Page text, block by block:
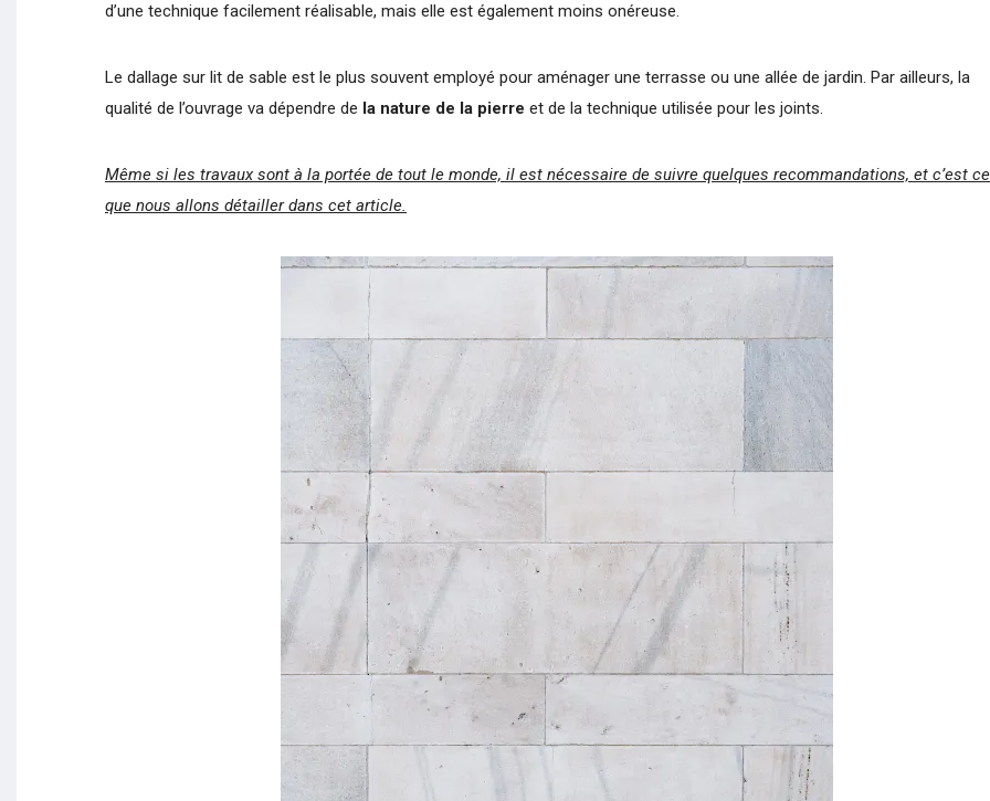
d’une technique facilement réalisable, mais elle est également moins onéreuse.
Le dallage sur lit de sable est le plus souvent employé pour aménager une terrasse ou une allée de jardin. Par ailleurs, la
qualité de l’ouvrage va dépendre de la nature de la pierre et de la technique utilisée pour les joints.
Même si les travaux sont à la portée de tout le monde, il est nécessaire de suivre quelques recommandations, et c’est ce
que nous allons détailler dans cet article.